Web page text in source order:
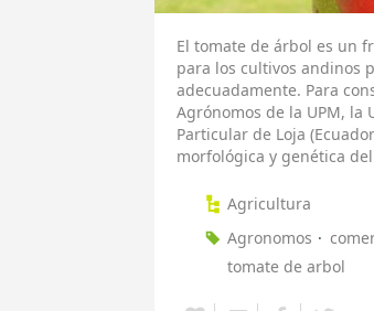
El tomate de árbol es un
para los cultivos andinos
adecuadamente. Para
Agrónomos de la UPM, la
Particular de Loja
morfológica y genética
Agricultura
Agronomos
tomate de arbol